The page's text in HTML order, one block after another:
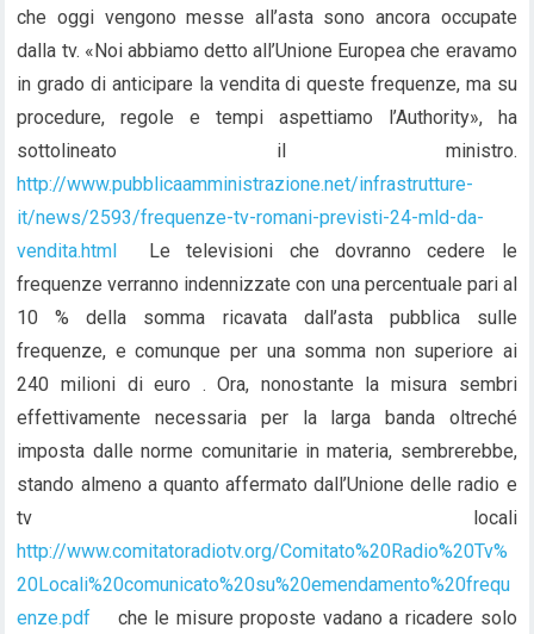
che oggi vengono messe all’asta sono ancora occupate
dalla tv. «Noi abbiamo detto all’Unione Europea che eravamo
in grado di anticipare la vendita di queste frequenze, ma su
procedure, regole e tempi aspettiamo l’Authority», ha
sottolineato il ministro.
http://www.pubblicaamministrazione.net/infrastrutture-
it/news/2593/frequenze-tv-romani-previsti-24-mld-da-
vendita.html Le televisioni che dovranno cedere le
frequenze verranno indennizzate con una percentuale pari al
10 % della somma ricavata dall’asta pubblica sulle
frequenze, e comunque per una somma non superiore ai
240 milioni di euro . Ora, nonostante la misura sembri
effettivamente necessaria per la larga banda oltreché
imposta dalle norme comunitarie in materia, sembrerebbe,
stando almeno a quanto affermato dall’Unione delle radio e
tv locali
http://www.comitatoradiotv.org/Comitato%20Radio%20Tv%
20Locali%20comunicato%20su%20emendamento%20frequ
enze.pdf che le misure proposte vadano a ricadere solo